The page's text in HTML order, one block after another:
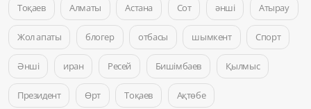
Тоқаев Алматы Астана Сот әнші Атырау
Жол апаты блогер отбасы шымкент Спорт
Әнші иран Ресей Бишімбаев Қылмыс
Президент Өрт Тоқаев Ақтөбе